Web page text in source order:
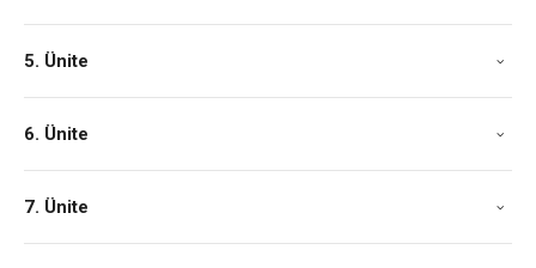
5. Ünite
6. Ünite
7. Ünite